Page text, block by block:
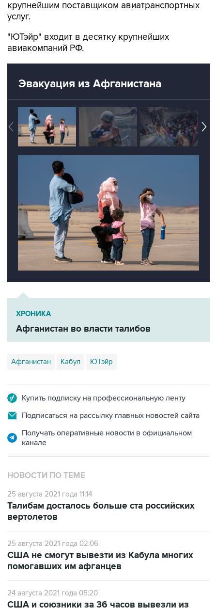
крупнейшим поставщиком авиатранспортных
услуг.
"ЮТэйр" входит в десятку крупнейших
авиакомпаний РФ.
Эвакуация из Афганистана
ХРОНИКА
Афганистан во власти талибов
Афганистан Кабул ЮТэйр
Купить подписку на профессиональную ленту
Подписаться на рассылку главных новостей сайта
Получать оперативные новости в официальном
канале
НОВОСТИ ПО ТЕМЕ
25 августа 2021 года 11:14
Талибам досталось больше ста российских
вертолетов
25 августа 2021 года 02:06
США не смогут вывезти из Кабула многих
помогавших им афганцев
24 августа 2021 года 05:20
США и союзники за 36 часов вывезли из